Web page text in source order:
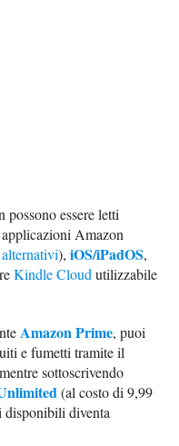
essere letti
Amazon
),iOS/iPadOS,
Kindle Cloud utilizzabile
Amazon Prime, puoi
e fumetti tramite il
sottoscrivendo
(al costo di 9,99
disponibili diventa